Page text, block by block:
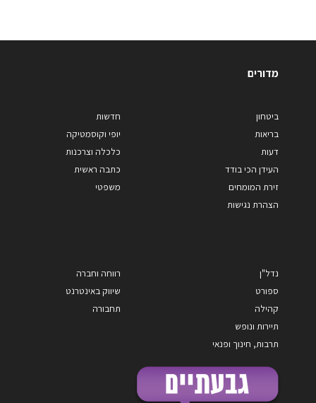
מדורים
ביטחון
בריאות
דעות
העידן הכי בודד
זירת המומחים
הצהרת נגישות
חדשות
יופי וקוסמטיקה
כלכלה וצרכנות
כתבה ראשית
משפטי
נדל"ן
ספורט
קהילה
תיירות ונופש
תרבות, חינוך ופנאי
רווחה וחברה
שיווק באינטרנט
תחבורה